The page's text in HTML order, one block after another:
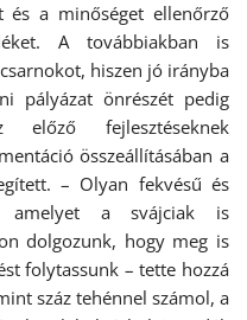
és a minőséget ellenőrző
A továbbiakban is
hiszen jó irányba
pályázat önrészét pedig
előző fejlesztéseknek
összeállításában a
– Olyan fekvésű és
amelyet a svájciak is
dolgozunk, hogy meg is
folytassunk – tette hozzá
száz tehénnel számol, a